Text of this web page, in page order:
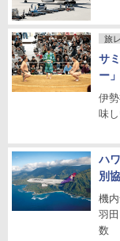
旅
サ
ー
伊
味
ハ
別
機
羽
数